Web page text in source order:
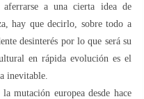
aferrarse a una cierta idea de
hay que decirlo, sobre todo a
desinterés por lo que será su
en rápida evolución es el
inevitable.
mutación europea desde hace